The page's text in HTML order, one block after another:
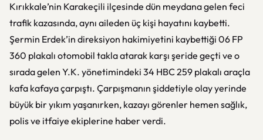
Kırıkkale’nin Karakeçili ilçesinde dün meydana gelen feci
trafik kazasında, aynı aileden üç kişi hayatını kaybetti.
Şermin Erdek’in direksiyon hakimiyetini kaybettiği 06 FP
360 plakalı otomobil takla atarak karşı şeride geçti ve o
sırada gelen Y.K. yönetimindeki 34 HBC 259 plakalı araçla
kafa kafaya çarpıştı. Çarpışmanın şiddetiyle olay yerinde
büyük bir yıkım yaşanırken, kazayı görenler hemen sağlık,
polis ve itfaiye ekiplerine haber verdi.